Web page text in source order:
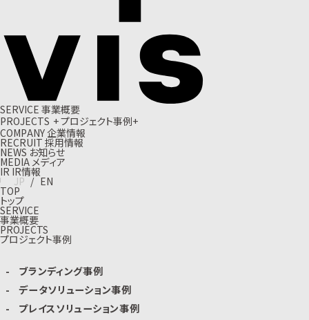
SERVICE 事業概要
PROJECTS +プロジェクト事例+
COMPANY企業情報
RECRUIT 採用情報
NEWS お知らせ
MEDIA メディア
IR IR情報
JP / EN
TOP
トップ
SERVICE
事業概要
PROJECTS
プロジェクト事例
ブランディング事例
データソリューション事例
プレイスソリューション事例